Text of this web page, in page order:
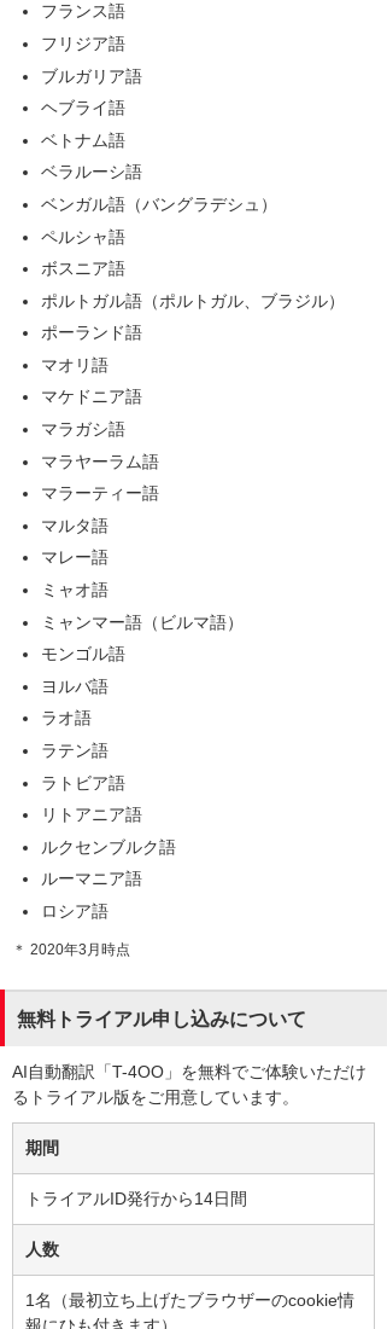
フランス語
フリジア語
ブルガリア語
ヘブライ語
ベトナム語
ベラルーシ語
ベンガル語（バングラデシュ）
ペルシャ語
ボスニア語
ポルトガル語（ポルトガル、ブラジル）
ポーランド語
マオリ語
マケドニア語
マラガシ語
マラヤーラム語
マラーティー語
マルタ語
マレー語
ミャオ語
ミャンマー語（ビルマ語）
モンゴル語
ヨルバ語
ラオ語
ラテン語
ラトビア語
リトアニア語
ルクセンブルク語
ルーマニア語
ロシア語
＊ 2020年3月時点
無料トライアル申し込みについて
AI自動翻訳「T-4OO」を無料でご体験いただけ
るトライアル版をご用意しています。
期間
トライアルID発行から14日間
人数
1名（最初立ち上げたブラウザーのcookie情